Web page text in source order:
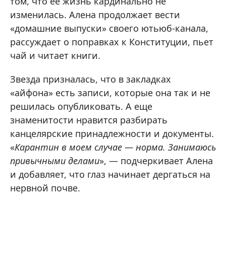
изменилась. Алена продолжает вести
«домашние выпуски» своего ютьюб-канала,
рассуждает о поправках к Конституции, пьет
чай и читает книги.
Звезда призналась, что в закладках
«айфона» есть записи, которые она так и не
решилась опубликовать. А еще
знаменитости нравится разбирать
канцелярские принадлежности и документы.
«Карантин в моем случае — норма. Занимаюсь
привычными делами», — подчеркивает Алена
и добавляет, что глаз начинает дергаться на
нервной почве.